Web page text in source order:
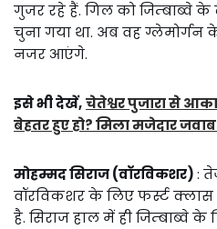
गुजर रहे हैं. गिल को जिम्बाब्वे
चुना गया था. अब वह
नजर आएंगे.
इसे भी देखें,चेतेश्वर पुजारा से
बेहतर हुए हो? मिला मजेदार जवाब
मोहम्मद सिराज (वॉरविकशर):
वॉरविकशर के लिए फर्स्ट
है. सिराज हाल में ही जिम्बाब्वे